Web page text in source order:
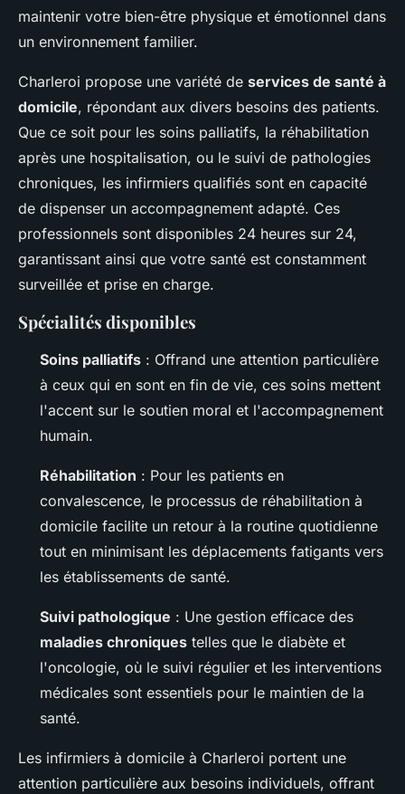
maintenir votre bien-être physique et émotionnel dans
un environnement familier.
Charleroi propose une variété de services de santé à
domicile, répondant aux divers besoins des patients.
Que ce soit pour les soins palliatifs, la réhabilitation
après une hospitalisation, ou le suivi de pathologies
chroniques, les infirmiers qualifiés sont en capacité
de dispenser un accompagnement adapté. Ces
professionnels sont disponibles 24 heures sur 24,
garantissant ainsi que votre santé est constamment
surveillée et prise en charge.
Spécialités disponibles
Soins palliatifs : Offrand une attention particulière
à ceux qui en sont en fin de vie, ces soins mettent
l'accent sur le soutien moral et l'accompagnement
humain.
Réhabilitation : Pour les patients en
convalescence, le processus de réhabilitation à
domicile facilite un retour à la routine quotidienne
tout en minimisant les déplacements fatigants vers
les établissements de santé.
Suivi pathologique : Une gestion efficace des
maladies chroniques telles que le diabète et
l'oncologie, où le suivi régulier et les interventions
médicales sont essentiels pour le maintien de la
santé.
Les infirmiers à domicile à Charleroi portent une
attention particulière aux besoins individuels, offrant